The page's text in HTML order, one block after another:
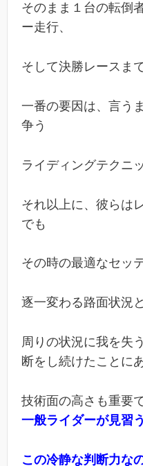
そのまま１台の転倒
ー走行、
そして決勝レースま
一番の要因は、言う
争う
ライディングテクニ
それ以上に、彼らは
でも
その時の最適なセッ
逐一変わる路面状況
周りの状況に我を失
断をし続けたことに
技術面の高さも重要
一般ライダーが見習
この冷静な判断力な